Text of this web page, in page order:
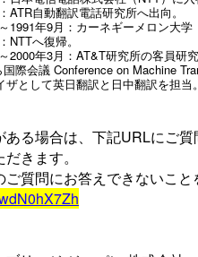
訳電話研究所へ出向。
ーネギーメロン大学（CMU
復帰。
AT&T研究所の客員研究員
on Machine Translation
翻訳と日中翻訳を担当
る場合は、下記URLにご
きます。
質問にお答えできないこ